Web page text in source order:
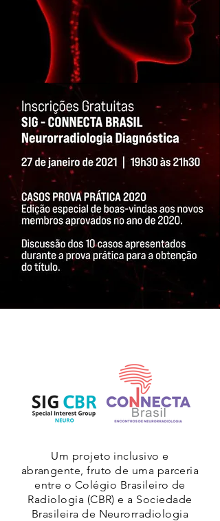
Um projeto inclusivo e
abrangente, fruto de uma parceria
entre o Colégio Brasileiro de
Radiologia (CBR) e a Sociedade
Brasileira de Neurorradiologia